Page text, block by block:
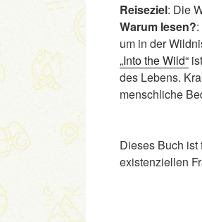
Reiseziel: Die
Warum lesen?
um in der
„Into the Wild“
des Lebens.
menschliche
Dieses Buch ist
existenziellen